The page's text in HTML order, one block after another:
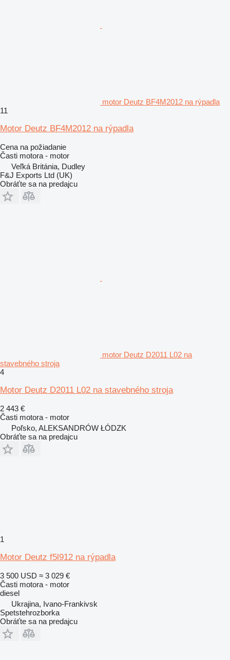
motor Deutz BF4M2012 na rýpadla
11
Motor Deutz BF4M2012 na rýpadla
Cena na požiadanie
Časti motora - motor
Veľká Británia, Dudley
F&J Exports Ltd (UK)
Obráťte sa na predajcu
motor Deutz D2011 L02 na
stavebného stroja
4
Motor Deutz D2011 L02 na stavebného stroja
2 443 €
Časti motora - motor
Poľsko, ALEKSANDRÓW ŁÓDZK
Obráťte sa na predajcu
1
Motor Deutz f5l912 na rýpadla
3 500 USD ≈ 3 029 €
Časti motora - motor
diesel
Ukrajina, Ivano-Frankivsk
Spetstehrozborka
Obráťte sa na predajcu